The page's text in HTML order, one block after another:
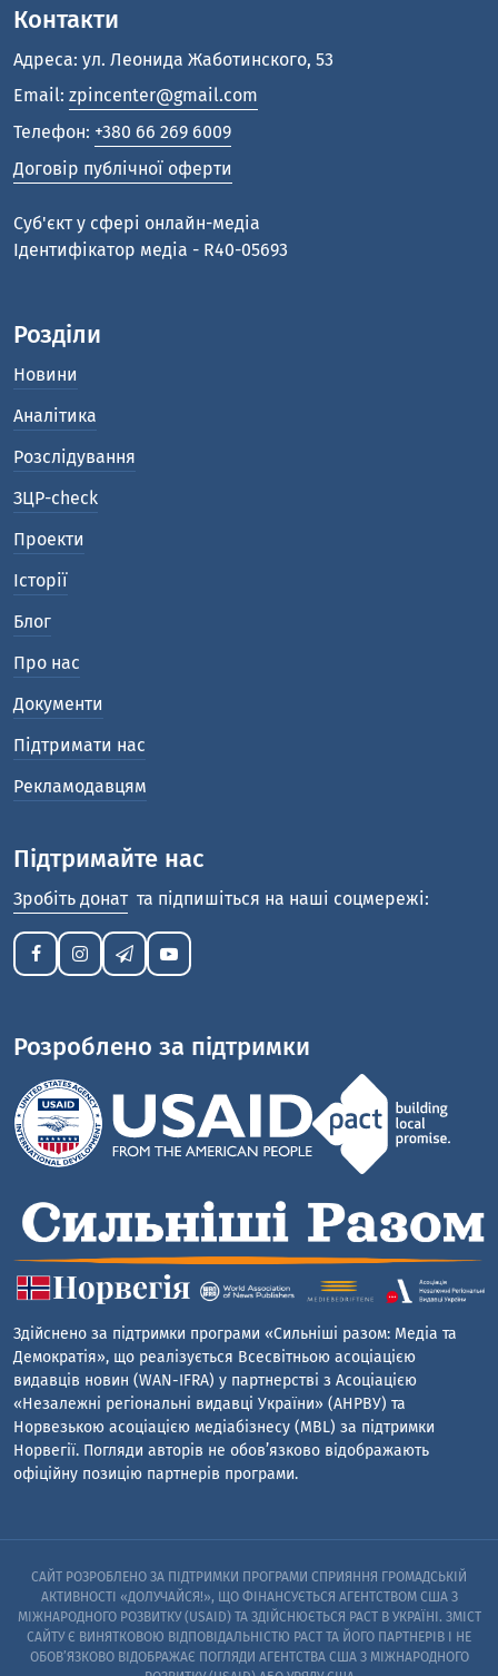
Контакти
Адреса: ул. Леонида Жаботинского, 53
Email: zpincenter@gmail.com
Телефон: +380 66 269 6009
Договір публічної оферти
Cуб'єкт у сфері онлайн-медіа
Ідентифікатор медіа - R40-05693
Розділи
Новини
Аналітика
Розслідування
ЗЦР-check
Проекти
Історії
Блог
Про нас
Документи
Підтримати нас
Рекламодавцям
Підтримайте нас
Зробіть донат та підпишіться на наші соцмережі:
Розроблено за підтримки
Здійснено за підтримки програми «Сильніші разом: Медіа та
Демократія», що реалізується Всесвітньою асоціацією
видавців новин (WAN-IFRA) у партнерстві з Асоціацією
«Незалежні регіональні видавці України» (АНРВУ) та
Норвезькою асоціацією медіабізнесу (MBL) за підтримки
Норвегії. Погляди авторів не обов’язково відображають
офіційну позицію партнерів програми.
САЙТ РОЗРОБЛЕНО ЗА ПІДТРИМКИ ПРОГРАМИ СПРИЯННЯ ГРОМАДСЬКІЙ
АКТИВНОСТІ «ДОЛУЧАЙСЯ!», ЩО ФІНАНСУЄТЬСЯ АГЕНТСТВОМ США З
МІЖНАРОДНОГО РОЗВИТКУ (USAID) ТА ЗДІЙСНЮЄТЬСЯ PACT В УКРАЇНІ. ЗМІСТ
САЙТУ Є ВИНЯТКОВОЮ ВІДПОВІДАЛЬНІСТЮ PACT ТА ЙОГО ПАРТНЕРІВ I НЕ
ОБОВ’ЯЗКОВО ВІДОБРАЖАЄ ПОГЛЯДИ АГЕНТСТВА США З МІЖНАРОДНОГО